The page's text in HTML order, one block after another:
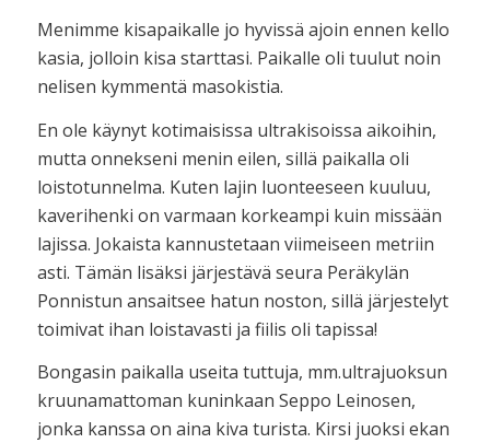
Menimme kisapaikalle jo hyvissä ajoin ennen kello
kasia, jolloin kisa starttasi. Paikalle oli tuulut noin
nelisen kymmentä masokistia.
En ole käynyt kotimaisissa ultrakisoissa aikoihin,
mutta onnekseni menin eilen, sillä paikalla oli
loistotunnelma. Kuten lajin luonteeseen kuuluu,
kaverihenki on varmaan korkeampi kuin missään
lajissa. Jokaista kannustetaan viimeiseen metriin
asti. Tämän lisäksi järjestävä seura Peräkylän
Ponnistun ansaitsee hatun noston, sillä järjestelyt
toimivat ihan loistavasti ja fiilis oli tapissa!
Bongasin paikalla useita tuttuja, mm.ultrajuoksun
kruunamattoman kuninkaan Seppo Leinosen,
jonka kanssa on aina kiva turista. Kirsi juoksi ekan